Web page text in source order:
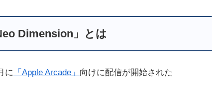
Dimension」とは
に 「Apple Arcade」 向けに配信が開始された